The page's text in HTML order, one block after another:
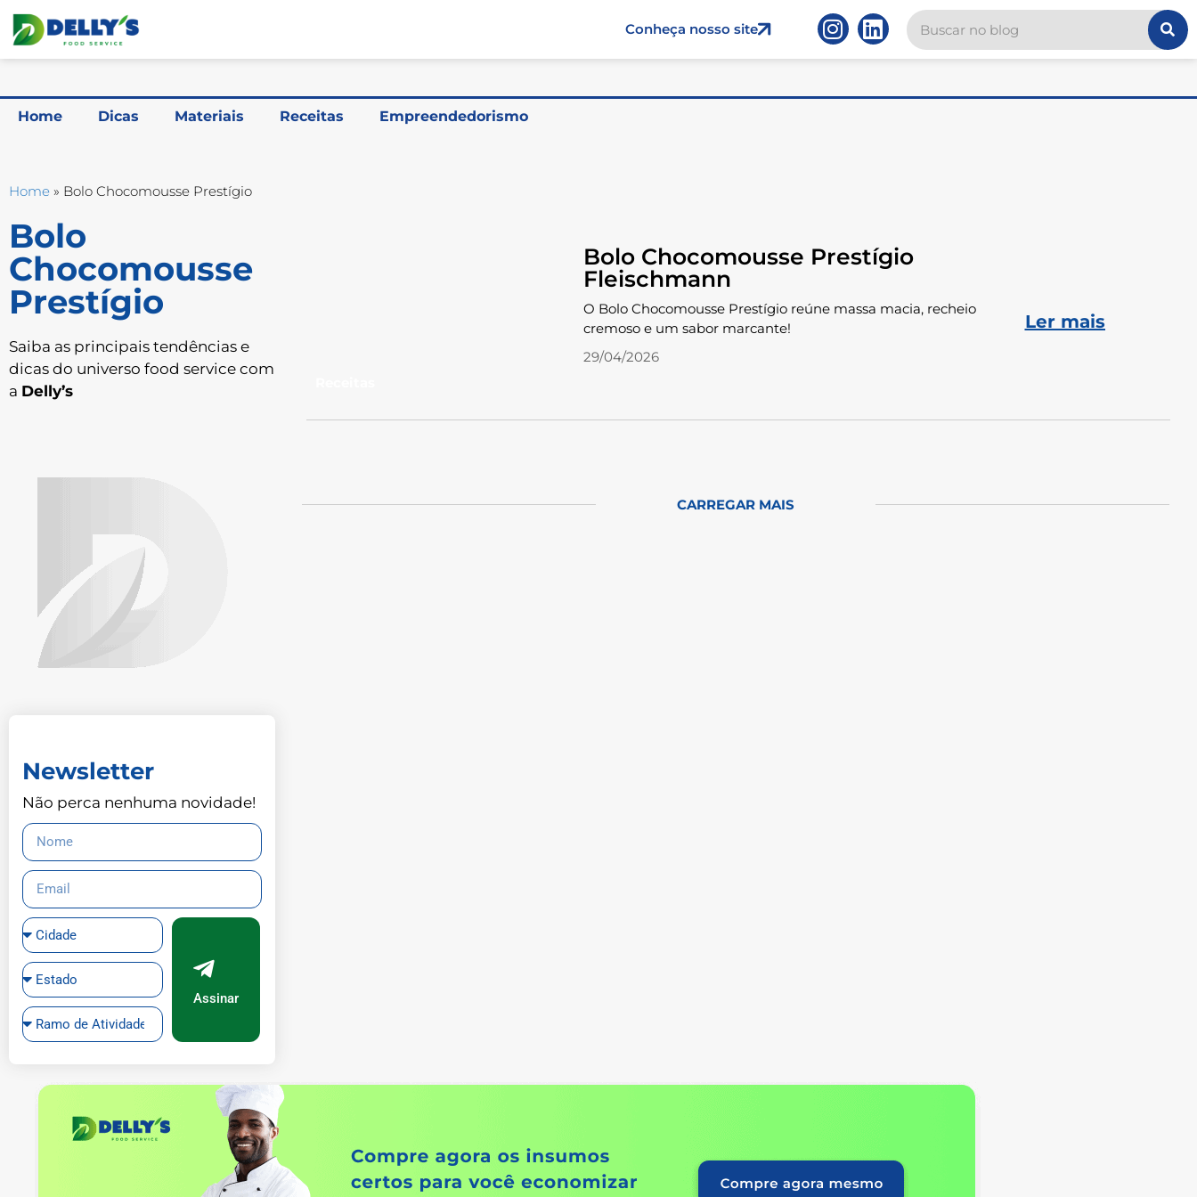
Conheça nosso site
Home Dicas Materiais Receitas Empreendedorismo
Home » Bolo Chocomousse Prestígio
Bolo
Chocomousse
Prestígio
Saiba as principais tendências e
dicas do universo food service com
a Delly’s
Newsletter
Não perca nenhuma novidade!
Assinar
Bolo Chocomousse Prestígio
Fleischmann
O Bolo Chocomousse Prestígio reúne massa macia, recheio
cremoso e um sabor marcante!
29/04/2026
Ler mais
CARREGAR MAIS